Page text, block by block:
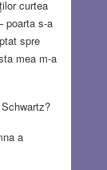
curtea
poarta s-a
spre
mea m-a
a